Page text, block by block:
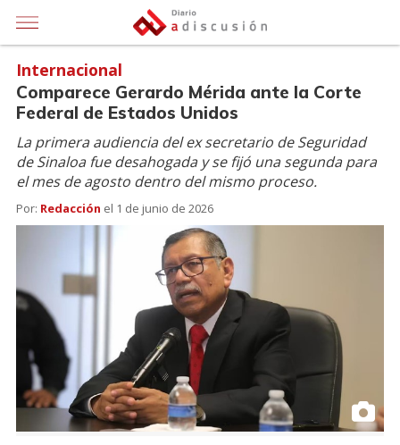
Internacional
Comparece Gerardo Mérida ante la Corte
Federal de Estados Unidos
La primera audiencia del ex secretario de Seguridad
de Sinaloa fue desahogada y se fijó una segunda para
el mes de agosto dentro del mismo proceso.
Por: Redacción el 1 de junio de 2026